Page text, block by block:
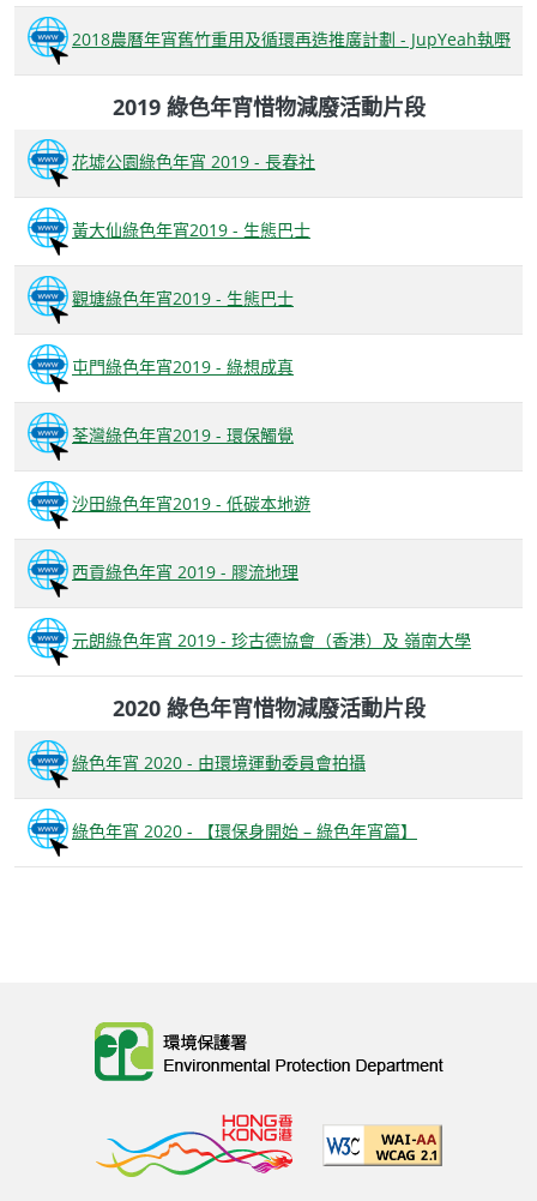
2018農曆年宵舊竹重用及循環再造推廣計劃 - JupYeah執嘢
2019 綠色年宵惜物減廢活動片段
花墟公園綠色年宵 2019 - 長春社
黃大仙綠色年宵2019 - 生態巴士
觀塘綠色年宵2019 - 生態巴士
屯門綠色年宵2019 - 綠想成真
荃灣綠色年宵2019 - 環保觸覺
沙田綠色年宵2019 - 低碳本地遊
西貢綠色年宵 2019 - 膠流地理
元朗綠色年宵 2019 - 珍古德協會（香港）及 嶺南大學
2020 綠色年宵惜物減廢活動片段
綠色年宵 2020 - 由環境運動委員會拍攝
綠色年宵 2020 - 【環保身開始 – 綠色年宵篇】